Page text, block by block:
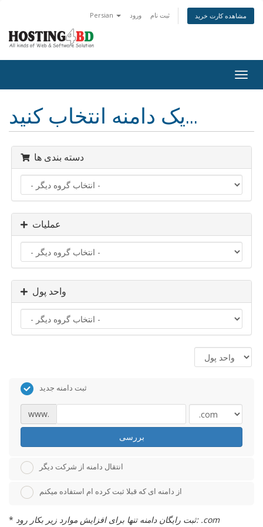
Persian ورود ثبت نام مشاهده کارت خرید
یک دامنه انتخاب کنید...
دسته بندی ها
عملیات
واحد پول
ثبت دامنه جدید
www.
بررسی
انتقال دامنه از شرکت دیگر
از دامنه ای که قبلا ثبت کرده ام استفاده میکنم
* ثبت رایگان دامنه تنها برای افزایش موارد زیر بکار رود: .com